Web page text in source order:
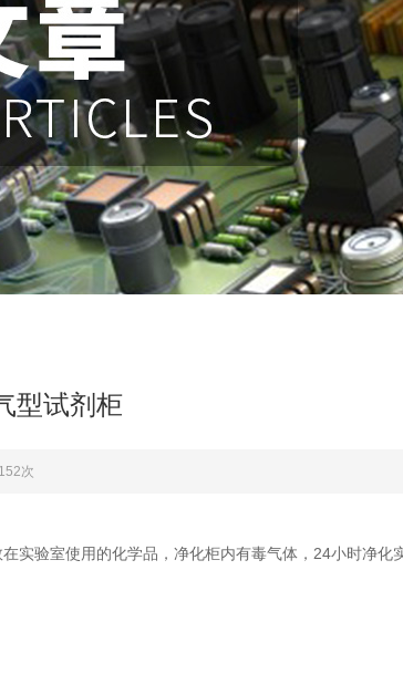
型试剂柜
次
验室使用的化学品，净化柜内有毒气体，24小时净化